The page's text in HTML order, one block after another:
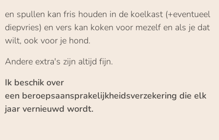
en spullen kan fris houden in de koelkast (+eventueel
diepvries) en vers kan koken voor mezelf en als je dat
wilt, ook voor je hond.
Andere extra's zijn altijd fijn.
Ik beschik over
een beroepsaansprakelijkheidsverzekering die elk
jaar vernieuwd wordt.